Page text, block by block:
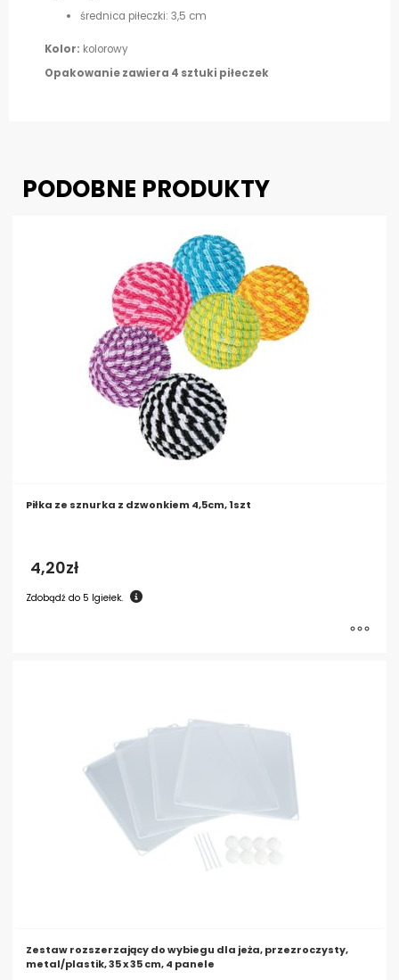
średnica piłeczki: 3,5 cm
Kolor: kolorowy
Opakowanie zawiera 4 sztuki piłeczek
PODOBNE PRODUKTY
Piłka ze sznurka z dzwonkiem 4,5cm, 1szt
4,20zł
Zdobądź do 5 Igiełek.
Zestaw rozszerzający do wybiegu dla jeża, przezroczysty,
metal/plastik, 35 x 35 cm, 4 panele